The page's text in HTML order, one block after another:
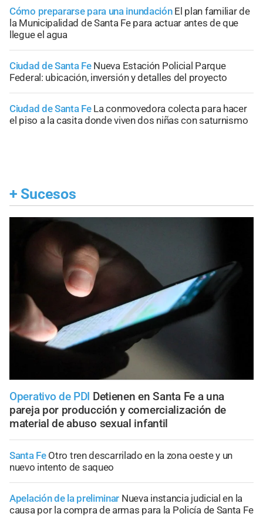
Cómo prepararse para una inundación El plan familiar de
la Municipalidad de Santa Fe para actuar antes de que
llegue el agua
Ciudad de Santa Fe Nueva Estación Policial Parque
Federal: ubicación, inversión y detalles del proyecto
Ciudad de Santa Fe La conmovedora colecta para hacer
el piso a la casita donde viven dos niñas con saturnismo
+ Sucesos
Operativo de PDI Detienen en Santa Fe a una
pareja por producción y comercialización de
material de abuso sexual infantil
Santa Fe Otro tren descarrilado en la zona oeste y un
nuevo intento de saqueo
Apelación de la preliminar Nueva instancia judicial en la
causa por la compra de armas para la Policía de Santa Fe